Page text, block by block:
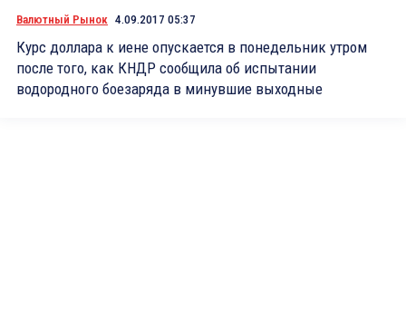
Валютный Рынок 4.09.2017 05:37
Курс доллара к иене опускается в понедельник утром
после того, как КНДР сообщила об испытании
водородного боезаряда в минувшие выходные